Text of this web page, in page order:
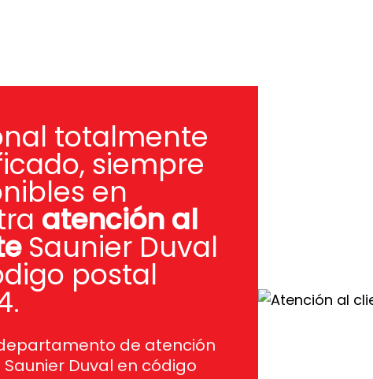
totalmente
siempre
en
atención al
Saunier Duval
postal
de atención
Duval en código